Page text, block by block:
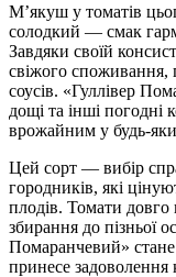
М’якуш у томатів
солодкий — смак
Завдяки своїй
свіжого споживання,
соусів. «Гуллівер
дощі та інші погодні
врожайним у будь-
Цей сорт — вибір
городників, які
плодів. Томати довго
збирання до пізньої
Помаранчевий»
принесе